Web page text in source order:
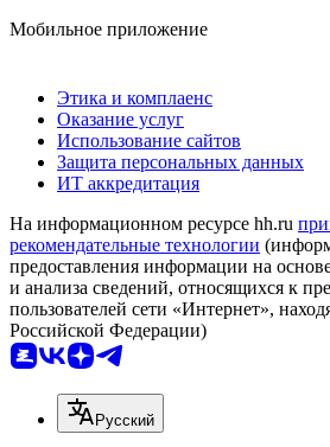
Мобильное приложение
Этика и комплаенс
Оказание услуг
Использование сайтов
Защита персональных данных
ИТ аккредитация
На информационном ресурсе hh.ru
рекомендательные технологии
предоставления информации на
и анализа сведений, относящихся к
пользователей сети «Интернет»,
Российской Федерации)
Русский